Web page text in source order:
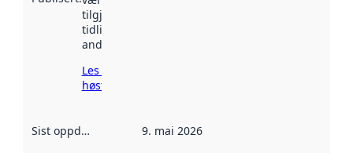
tilgjengelig
tidligere
andre steder.
Les mer om
høsting her
Sist oppdatert 9. mai 2026